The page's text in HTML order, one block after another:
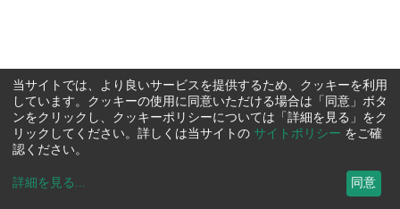
当サイトでは、より良いサービスを提供するため、クッキーを利用
しています。クッキーの使用に同意いただける場合は「同意」ボタ
ンをクリックし、クッキーポリシーについては「詳細を見る」をク
リックしてください。詳しくは当サイトの サイトポリシー をご確
認ください。
詳細を見る ... 同意